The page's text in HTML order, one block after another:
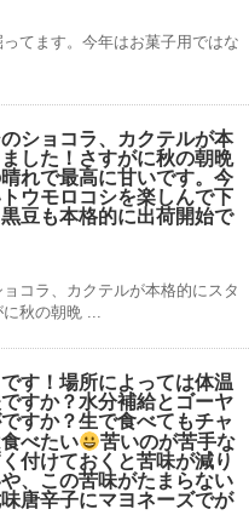
てます。今年はお菓子用ではな
ショコラ、カクテルが本
した！さすがに秋の朝晩
れで最高に甘いです。今
ウモロコシを楽しんで下
豆も本格的に出荷開始で
コラ、カクテルが本格的にスタ
秋の朝晩 ...
す！場所によっては体温
すか？水分補給とゴーヤ
すか？生で食べてもチャ
べたい
苦いのが苦手な
付けておくと苦味が減り
、この苦味がたまらない
唐辛子にマヨネーズでが